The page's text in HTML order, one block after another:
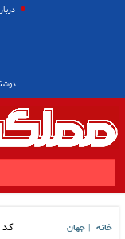
دوشنبه ۱۹
خانه جهان کد